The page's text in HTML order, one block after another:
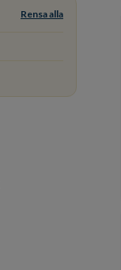
Rensa alla